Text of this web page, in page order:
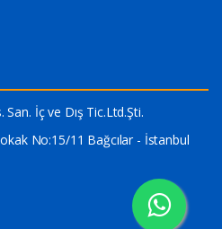
İç ve Dış Tic.Ltd.Şti.
No:15/11 Bağcılar - İstanbul